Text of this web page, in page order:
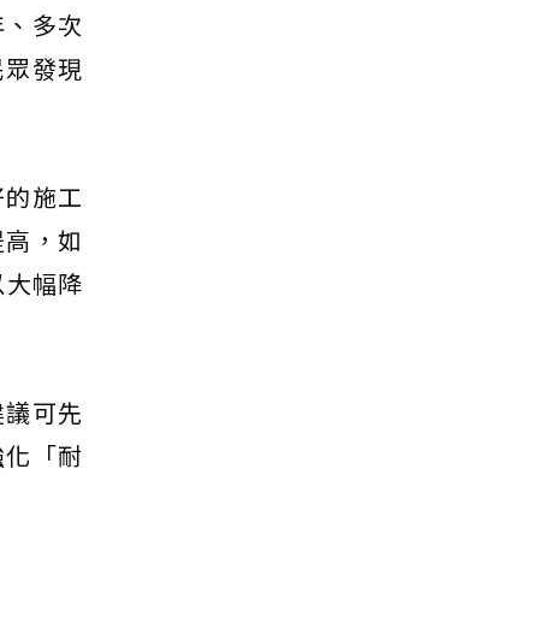
多次
發現
施工
，如
幅降
可先
「耐